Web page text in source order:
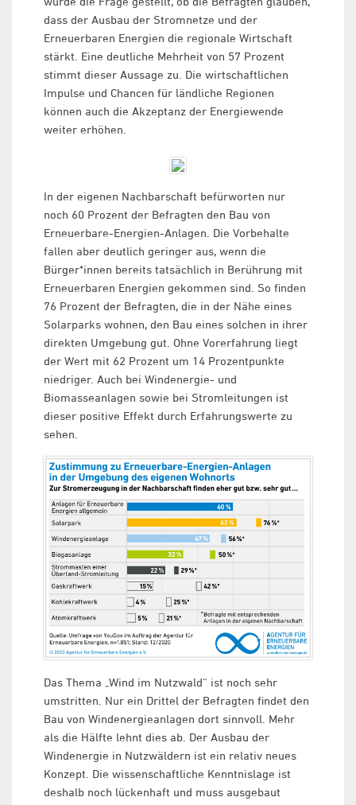
dass der Ausbau der Stromnetze und der
Erneuerbaren Energien die regionale Wirtschaft
stärkt. Eine deutliche Mehrheit von 57 Prozent
stimmt dieser Aussage zu. Die wirtschaftlichen
Impulse und Chancen für ländliche Regionen
können auch die Akzeptanz der Energiewende
weiter erhöhen.
In der eigenen Nachbarschaft befürworten nur
noch 60 Prozent der Befragten den Bau von
Erneuerbare-Energien-Anlagen. Die Vorbehalte
fallen aber deutlich geringer aus, wenn die
Bürger*innen bereits tatsächlich in Berührung mit
Erneuerbaren Energien gekommen sind. So finden
76 Prozent der Befragten, die in der Nähe eines
Solarparks wohnen, den Bau eines solchen in ihrer
direkten Umgebung gut. Ohne Vorerfahrung liegt
der Wert mit 62 Prozent um 14 Prozentpunkte
niedriger. Auch bei Windenergie- und
Biomasseanlagen sowie bei Stromleitungen ist
dieser positive Effekt durch Erfahrungswerte zu
sehen.
Das Thema „Wind im Nutzwald“ ist noch sehr
umstritten. Nur ein Drittel der Befragten findet den
Bau von Windenergieanlagen dort sinnvoll. Mehr
als die Hälfte lehnt dies ab. Der Ausbau der
Windenergie in Nutzwäldern ist ein relativ neues
Konzept. Die wissenschaftliche Kenntnislage ist
deshalb noch lückenhaft und muss ausgebaut